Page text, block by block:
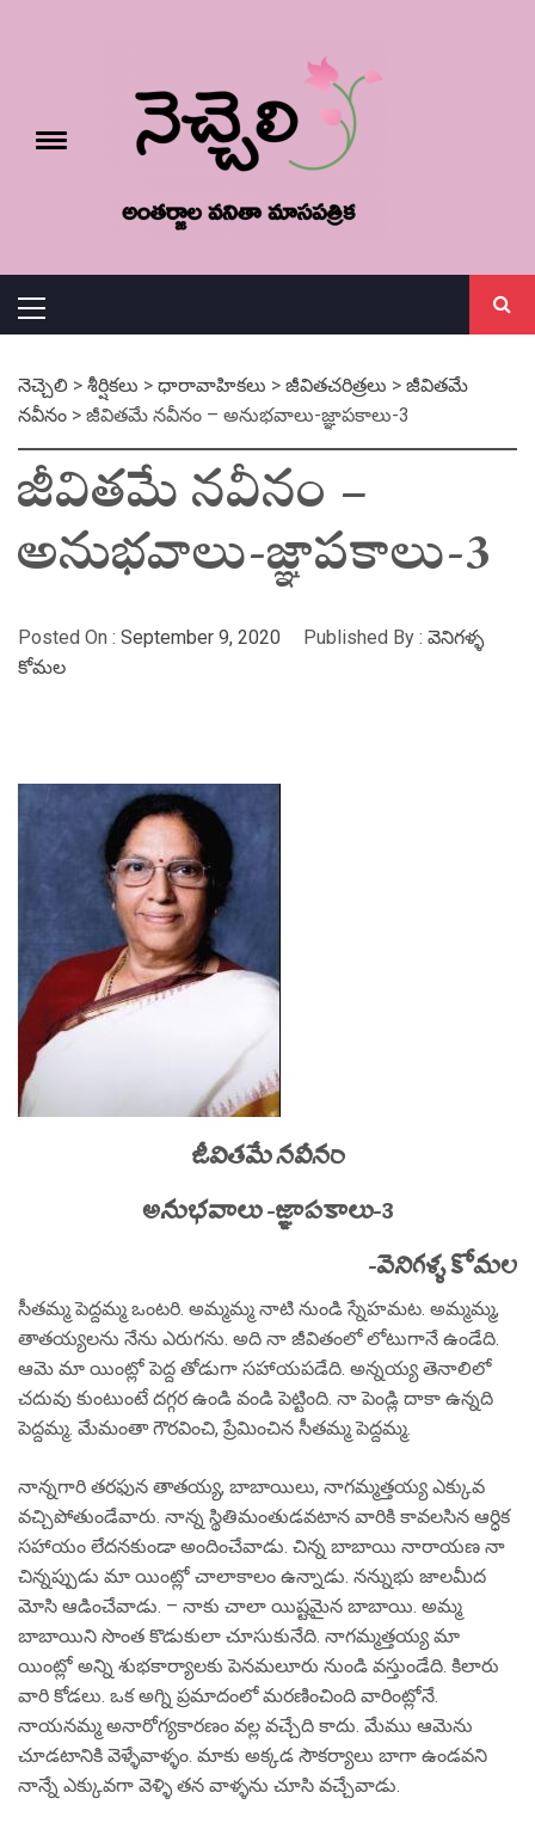
Toggle
Menu
నెచ్చెలి > శీర్షికలు > ధారావాహికలు > జీవితచరిత్రలు > జీవితమే
నవీనం > జీవితమే నవీనం – అనుభవాలు-జ్ఞాపకాలు-3
జీవితమే నవీనం –
అనుభవాలు-జ్ఞాపకాలు-3
Posted On : September 9, 2020 Published By : వెనిగళ్ళ
కోమల
జీవితమే నవీనం
అనుభవాలు -జ్ఞాపకాలు-3
-వెనిగళ్ళ కోమల
సీతమ్మ పెద్దమ్మ ఒంటరి. అమ్మమ్మ నాటి నుండి స్నేహమట. అమ్మమ్మ,
తాతయ్యలను నేను ఎరుగను. అది నా జీవితంలో లోటుగానే ఉండేది.
ఆమె మా యింట్లో పెద్ద తోడుగా సహాయపడేది. అన్నయ్య తెనాలిలో
చదువు కుంటుంటే దగ్గర ఉండి వండి పెట్టింది. నా పెండ్లి దాకా ఉన్నది
పెద్దమ్మ. మేమంతా గౌరవించి, ప్రేమించిన సీతమ్మ పెద్దమ్మ.
నాన్నగారి తరఫున తాతయ్య, బాబాయిలు, నాగమ్మత్తయ్య ఎక్కువ
వచ్చిపోతుండేవారు. నాన్న స్థితిమంతుడవటాన వారికి కావలసిన ఆర్ధిక
సహాయం లేదనకుండా అందించేవాడు. చిన్న బాబాయి నారాయణ నా
చిన్నప్పుడు మా యింట్లో చాలాకాలం ఉన్నాడు. నన్నుభు జాలమీద
మోసి ఆడించేవాడు. – నాకు చాలా యిష్టమైన బాబాయి. అమ్మ
బాబాయిని సొంత కొడుకులా చూసుకునేది. నాగమ్మత్తయ్య మా
యింట్లో అన్ని శుభకార్యాలకు పెనమలూరు నుండి వస్తుండేది. కిలారు
వారి కోడలు. ఒక అగ్ని ప్రమాదంలో మరణించింది వారింట్లోనే.
నాయనమ్మ అనారోగ్యకారణం వల్ల వచ్చేది కాదు. మేము ఆమెను
చూడటానికి వెళ్ళేవాళ్ళం. మాకు అక్కడ సౌకర్యాలు బాగా ఉండవని
నాన్నే ఎక్కువగా వెళ్ళి తన వాళ్ళను చూసి వచ్చేవాడు.